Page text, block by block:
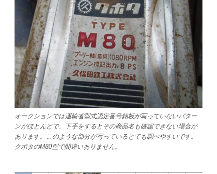
オークションでは運輸省型式認定番号銘板が写っていないパター
ンがほとんどで、下手をするとその商品名も確認できない場合が
あります。このような部分が写っているとても調べやすいです。
クボタのM80型で間違いありません。